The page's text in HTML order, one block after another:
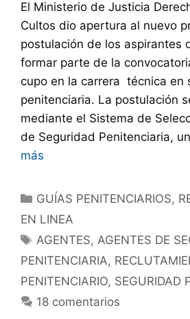
El Ministerio de Justicia
Cultos dio apertura al nuevo
postulación de los aspirantes
formar parte de la
cupo en la carrera técnica en
penitenciaria. La postulación
mediante el Sistema de
de Seguridad Penitenciaria,
más
GUÍAS PENITENCIARIOS,
EN LINEA
AGENTES, AGENTES DE
PENITENCIARIA,
PENITENCIARIO, SEGURIDAD
18 comentarios